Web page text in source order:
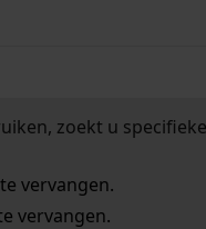
zoekt u
vervangen.
vervangen.